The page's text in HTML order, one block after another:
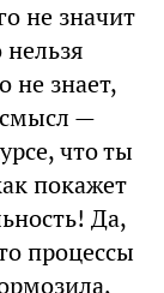
не значит
не знает,
смысл —
что ты
покажет
Да,
процессы